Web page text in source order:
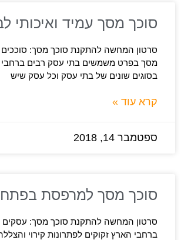
סוכך מסך עמיד ואיכותי
סרטון המחשה להתקנת סוכך מסך: סוככים
מסך בפרט משמשים בתי עסק רבים ברחבי
בסוגים שונים של בתי עסק וכל עסק שיש
קרא עוד »
ספטמבר 14, 2018
סוכך מסך למרפסת בפתח
סרטון המחשה להתקנת סוכך מסך: עסקים
ברחבי הארץ זקוקים לפתרונות קירוי